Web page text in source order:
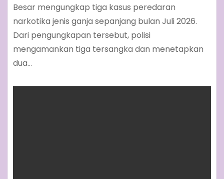
Besar mengungkap tiga kasus peredaran
narkotika jenis ganja sepanjang bulan Juli 2026.
Dari pengungkapan tersebut, polisi
mengamankan tiga tersangka dan menetapkan
dua…